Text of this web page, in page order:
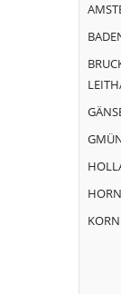
HORN